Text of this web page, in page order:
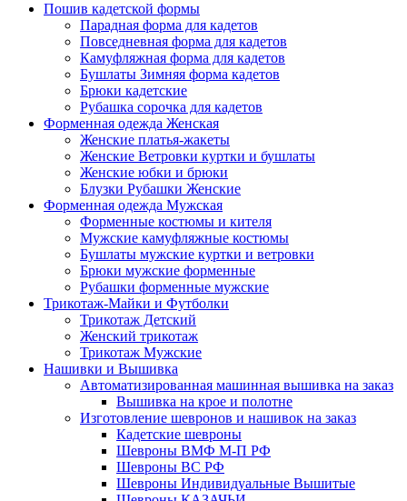
Пошив кадетской формы
Парадная форма для кадетов
Повседневная форма для кадетов
Камуфляжная форма для кадетов
Бушлаты Зимняя форма кадетов
Брюки кадетские
Рубашка сорочка для кадетов
Форменная одежда Женская
Женские платья-жакеты
Женские Ветровки куртки и бушлаты
Женские юбки и брюки
Блузки Рубашки Женские
Форменная одежда Мужская
Форменные костюмы и кителя
Мужские камуфляжные костюмы
Бушлаты мужские куртки и ветровки
Брюки мужские форменные
Рубашки форменные мужские
Трикотаж-Майки и Футболки
Трикотаж Детский
Женский трикотаж
Трикотаж Мужские
Нашивки и Вышивка
Автоматизированная машинная вышивка на заказ
Вышивка на крое и полотне
Изготовление шевронов и нашивок на заказ
Кадетские шевроны
Шевроны ВМФ М-П РФ
Шевроны ВС РФ
Шевроны Индивидуальные Вышитые